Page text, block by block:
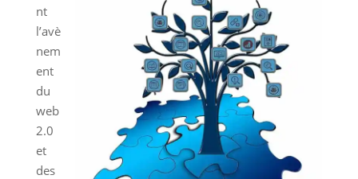
nt
l’avè
nem
ent
du
web
2.0
et
des